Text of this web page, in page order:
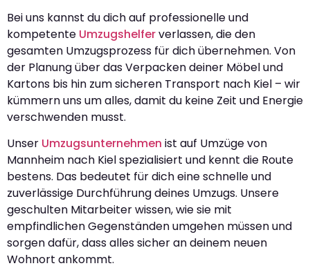
Bei uns kannst du dich auf professionelle und
kompetente Umzugshelferverlassen, die den
gesamten Umzugsprozess für dich übernehmen. Von
der Planung über das Verpacken deiner Möbel und
Kartons bis hin zum sicheren Transport nach Kiel – wir
kümmern uns um alles, damit du keine Zeit und Energie
verschwenden musst.
Unser Umzugsunternehmen ist auf Umzüge von
Mannheim nach Kiel spezialisiert und kennt die Route
bestens. Das bedeutet für dich eine schnelle und
zuverlässige Durchführung deines Umzugs. Unsere
geschulten Mitarbeiter wissen, wie sie mit
empfindlichen Gegenständen umgehen müssen und
sorgen dafür, dass alles sicher an deinem neuen
Wohnort ankommt.